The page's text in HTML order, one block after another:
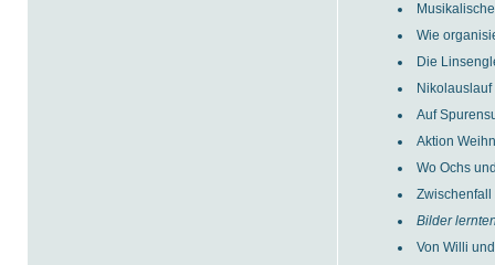
Wie
Die
Nikolauslauf
Auf
Aktion
Wo Ochs
Zwischenfall
Bilder
Von Willi